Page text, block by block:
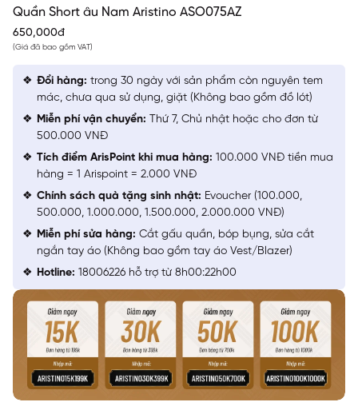
Quần Short âu Nam Aristino ASO075AZ
650,000đ
(Giá đã bao gồm VAT)
Đổi hàng: trong 30 ngày với sản phẩm còn nguyên tem
mác, chưa qua sử dụng, giặt (Không bao gồm đồ lót)
Miễn phí vận chuyển: Thứ 7, Chủ nhật hoặc cho đơn từ
500.000 VNĐ
Tích điểm ArisPoint khi mua hàng: 100.000 VNĐ tiền mua
hàng = 1 Arispoint = 2.000 VNĐ
Chính sách quà tặng sinh nhật: Evoucher (100.000,
500.000, 1.000.000, 1.500.000, 2.000.000 VNĐ)
Miễn phí sửa hàng: Cắt gấu quần, bóp bụng, sửa cắt
ngắn tay áo (Không bao gồm tay áo Vest/Blazer)
Hotline: 18006226 hỗ trợ từ 8h00:22h00